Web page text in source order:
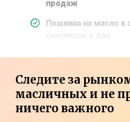
продаж
Пошлина на масло в
Следите за
масличных и не
ничего важного